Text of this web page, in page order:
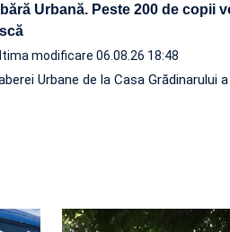
Urbană. Peste 200 de copii
modificare 06.08.26 18:48
Urbane de la Casa Grădinarului